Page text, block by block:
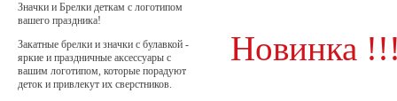
Новинка
Значки и Брелки деткам с логотипом
вашего праздника!
Закатные брелки и значки с булавкой -
яркие и праздничные аксессуары с
вашим логотипом, которые порадуют
деток и привлекут их сверстников.